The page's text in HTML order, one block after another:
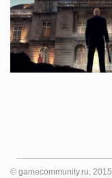
© gamecommunity.ru,